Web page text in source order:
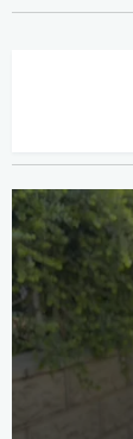
0
seconds
of
27
seconds